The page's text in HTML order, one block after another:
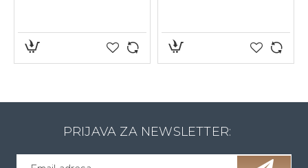
PRIJAVA ZA NEWSLETTER: